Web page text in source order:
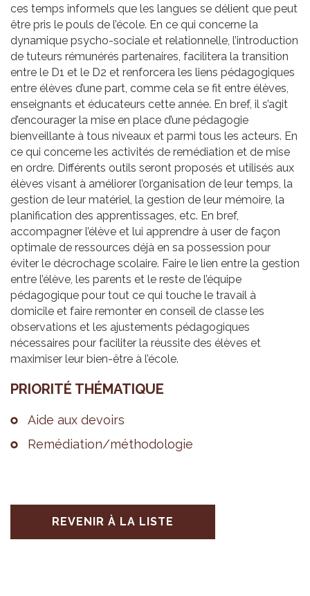
ces temps informels que les langues se délient que peut
être pris le pouls de l’école. En ce qui concerne la
dynamique psycho-sociale et relationnelle, l’introduction
de tuteurs rémunérés partenaires, facilitera la transition
entre le D1 et le D2 et renforcera les liens pédagogiques
entre élèves d’une part, comme cela se fit entre élèves,
enseignants et éducateurs cette année. En bref, il s’agit
d’encourager la mise en place d’une pédagogie
bienveillante à tous niveaux et parmi tous les acteurs. En
ce qui concerne les activités de remédiation et de mise
en ordre. Différents outils seront proposés et utilisés aux
élèves visant à améliorer l’organisation de leur temps, la
gestion de leur matériel, la gestion de leur mémoire, la
planification des apprentissages, etc. En bref,
accompagner l’élève et lui apprendre à user de façon
optimale de ressources déjà en sa possession pour
éviter le décrochage scolaire. Faire le lien entre la gestion
entre l’élève, les parents et le reste de l’équipe
pédagogique pour tout ce qui touche le travail à
domicile et faire remonter en conseil de classe les
observations et les ajustements pédagogiques
nécessaires pour faciliter la réussite des élèves et
maximiser leur bien-être à l’école.
PRIO­RITÉ THÉ­MA­TIQUE
Aide aux devoirs
Remé­dia­tion/métho­do­lo­gie
REVENIR À LA LISTE